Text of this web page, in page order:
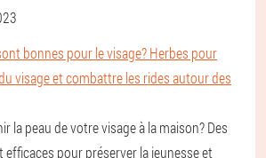
bonnes pour le visage? Herbes pour
visage et combattre les rides autour des
la peau de votre visage à la maison? Des
efficaces pour préserver la jeunesse et